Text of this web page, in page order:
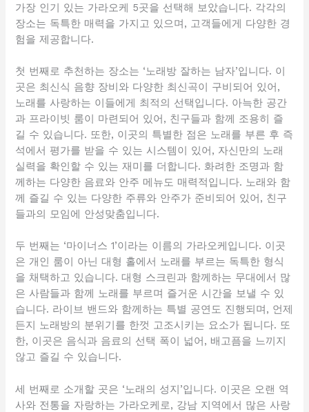
가장 인기 있는 가라오케 5곳을 선택해 보았습니다. 각각의
장소는 독특한 매력을 가지고 있으며, 고객들에게 다양한 경
험을 제공합니다.
첫 번째로 추천하는 장소는 ‘노래방 잘하는 남자’입니다. 이
곳은 최신식 음향 장비와 다양한 최신곡이 구비되어 있어,
노래를 사랑하는 이들에게 최적의 선택입니다. 아늑한 공간
과 프라이빗 룸이 마련되어 있어, 친구들과 함께 조용히 즐
길 수 있습니다. 또한, 이곳의 특별한 점은 노래를 부른 후 즉
석에서 평가를 받을 수 있는 시스템이 있어, 자신만의 노래
실력을 확인할 수 있는 재미를 더합니다. 화려한 조명과 함
께하는 다양한 음료와 안주 메뉴도 매력적입니다. 노래와 함
께 즐길 수 있는 다양한 주류와 안주가 준비되어 있어, 친구
들과의 모임에 안성맞춤입니다.
두 번째는 ‘마이너스 1’이라는 이름의 가라오케입니다. 이곳
은 개인 룸이 아닌 대형 홀에서 노래를 부르는 독특한 형식
을 채택하고 있습니다. 대형 스크린과 함께하는 무대에서 많
은 사람들과 함께 노래를 부르며 즐거운 시간을 보낼 수 있
습니다. 라이브 밴드와 함께하는 특별 공연도 진행되며, 언제
든지 노래방의 분위기를 한껏 고조시키는 요소가 됩니다. 또
한, 이곳은 음식과 음료의 선택 폭이 넓어, 배고픔을 느끼지
않고 즐길 수 있습니다.
세 번째로 소개할 곳은 ‘노래의 성지’입니다. 이곳은 오랜 역
사와 전통을 자랑하는 가라오케로, 강남 지역에서 많은 사랑